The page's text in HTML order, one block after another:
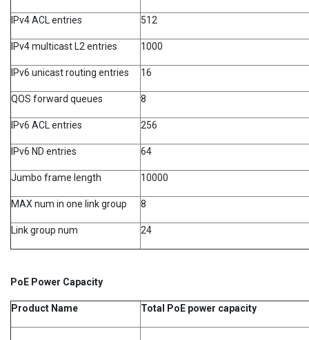
IPv4 ACL entries 512
IPv4 multicast L2 entries 1000
IPv6 unicast routing entries 16
QOS forward queues 8
IPv6 ACL entries 256
IPv6 ND entries 64
Jumbo frame length 10000
MAX num in one link group 8
Link group num 24
PoE Power Capacity
Product Name Total PoE power capacity